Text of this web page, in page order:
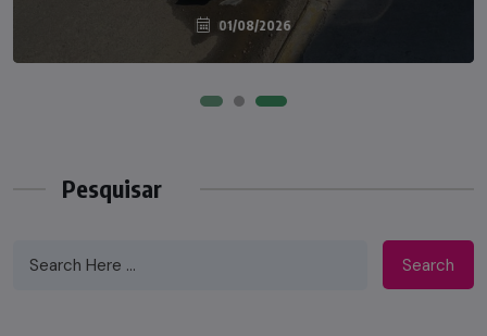
01/08/2026
04/08/2026
Pesquisar
Search